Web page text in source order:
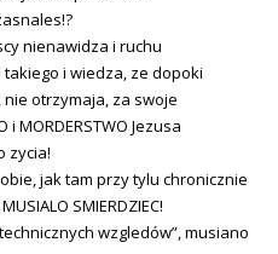
nienawidza i ruchu
i wiedza, ze dopoki
otrzymaja, za swoje
i MORDERSTWO Jezusa
zycia!
jak tam przy tylu chronicznie
SMIERDZIEC!
wzgledów”, musiano